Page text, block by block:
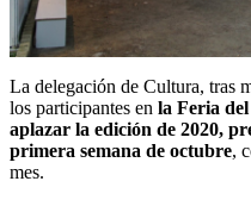
La delegación de Cultura, tras
los participantes en la Feria
aplazar la edición de 2020,
primera semana de octubre,
mes.